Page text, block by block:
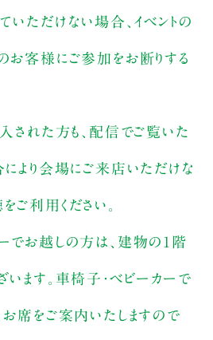
いただけない場合、イベントの
お客様にご参加をお断りする
入された方も、配信でご覧いた
により会場にご来店いただけな
ご利用ください。
でお越しの方は、建物の1階
います。車椅子・ベビーカーで
お席をご案内いたしますので